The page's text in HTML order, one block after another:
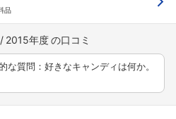
品
2015年度
な質問：好きなキャンディは何か。